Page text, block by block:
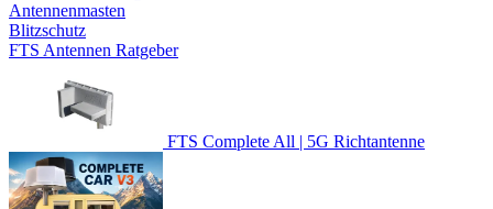
Antennenmasten
Blitzschutz
FTS Antennen Ratgeber
FTS Complete All | 5G Richtantenne